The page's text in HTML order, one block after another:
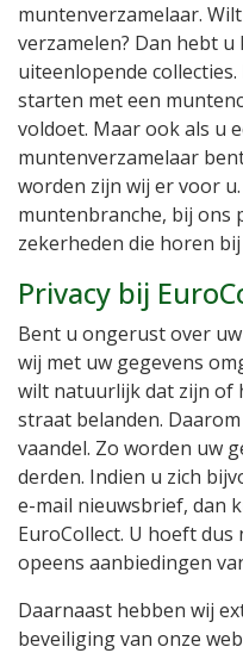
muntenverzamelaar.
verzamelen? Dan hebt
uiteenlopende
starten met een
voldoet. Maar ook als u
muntenverzamelaar
worden zijn wij er voor
muntenbranche, bij ons
zekerheden die horen
Privacy bij
Bent u ongerust over
wij met uw gegevens
wilt natuurlijk dat zijn of
straat belanden.
vaandel. Zo worden uw
derden. Indien u zich
e-mail nieuwsbrief, dan
EuroCollect. U hoeft
opeens aanbiedingen
Daarnaast hebben wij
beveiliging van onze